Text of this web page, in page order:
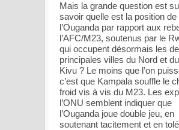
Mais la grande question est
savoir quelle est la position de
l’Ouganda par rapport aux
l’AFC/M23, soutenus par le
qui occupent désormais les
principales villes du Nord et
Kivu ? Le moins que l’on
c’est que Kampala souffle le
froid vis à vis du M23. Les
l’ONU semblent indiquer que
l’Ouganda joue double jeu, en
soutenant tacitement et en